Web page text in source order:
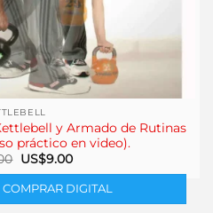
y Armado de Rutinas
práctico en video).
El
precio
original
era:
US$18.00.
US$9.00El
actual
es:
US$9.00.
COMPRAR DIGITAL